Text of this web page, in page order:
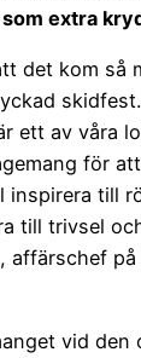
extra
det kom så
ett av våra
för
inspirera till
till trivsel
affärschef
vid den